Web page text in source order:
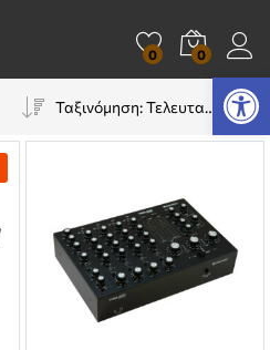
Ανοίξτε τη γραμμή εργαλείων
0 0
Ταξινόμηση: Τελευταία